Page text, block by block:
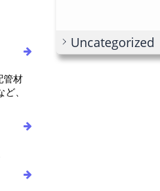
管材
、
Uncategorized